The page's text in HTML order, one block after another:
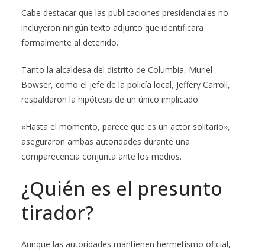
Cabe destacar que las publicaciones presidenciales no
incluyeron ningún texto adjunto que identificara
formalmente al detenido.
Tanto la alcaldesa del distrito de Columbia, Muriel
Bowser, como el jefe de la policía local, Jeffery Carroll,
respaldaron la hipótesis de un único implicado.
«Hasta el momento, parece que es un actor solitario»,
aseguraron ambas autoridades durante una
comparecencia conjunta ante los medios.
¿Quién es el presunto
tirador?
Aunque las autoridades mantienen hermetismo oficial,